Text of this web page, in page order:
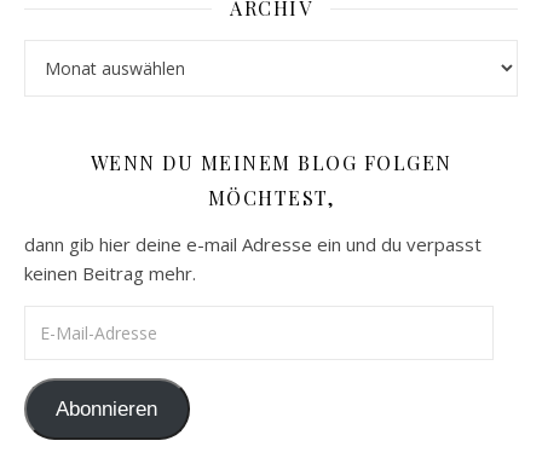
ARCHIV
WENN DU MEINEM BLOG FOLGEN
MÖCHTEST,
dann gib hier deine e-mail Adresse ein und du verpasst
keinen Beitrag mehr.
Abonnieren